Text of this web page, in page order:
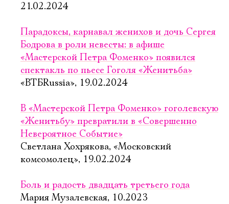
21.02.2024
Парадоксы, карнавал женихов и дочь Сергея
Бодрова в роли невесты: в афише
«Мастерской Петра Фоменко» появился
спектакль по пьесе Гоголя «Женитьба»
«ВТБRussia», 19.02.2024
В «Мастерской Петра Фоменко» гоголевскую
«Женитьбу» превратили в «Совершенно
Невероятное Событие»
Светлана Хохрякова, «Московский
комсомолец», 19.02.2024
Боль и радость двадцать третьего года
Мария Музалевская, 10.2023